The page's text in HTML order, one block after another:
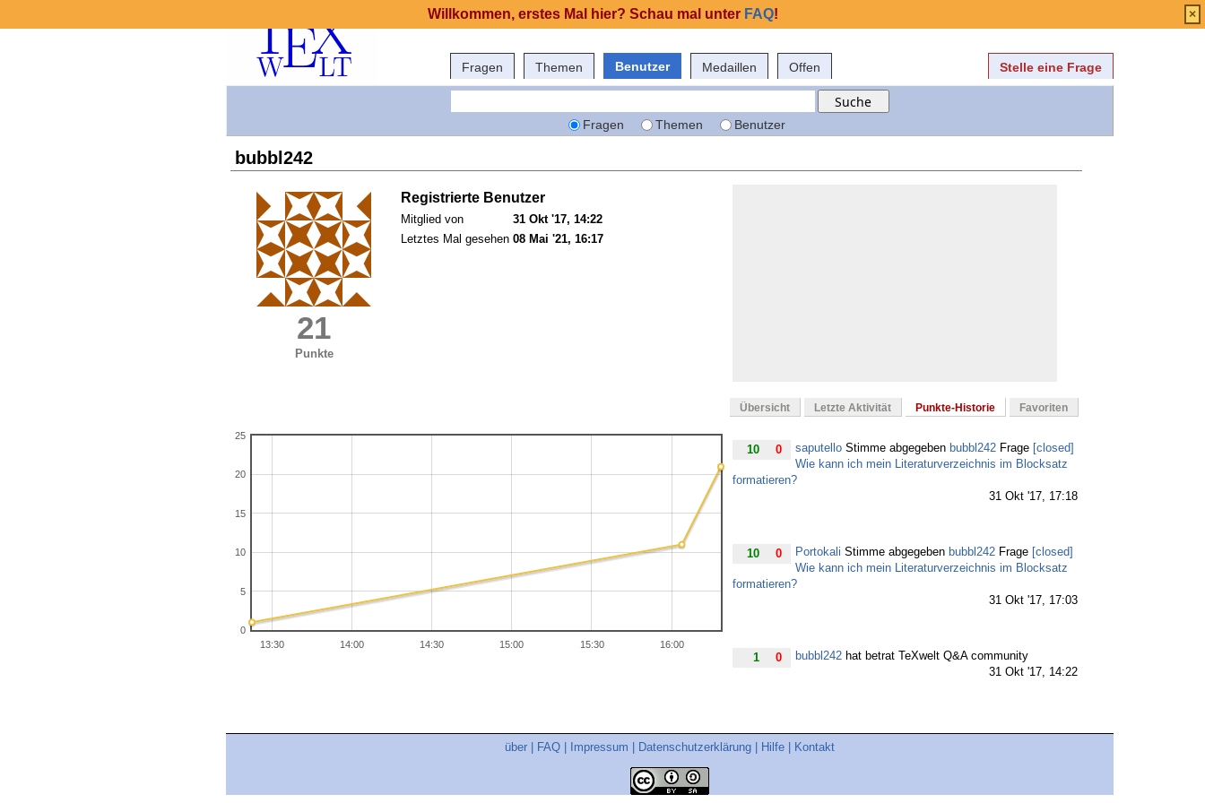
Fragen Themen Benutzer Medaillen Offen Stelle eine Frage
Fragen Themen Benutzer
bubbl242
21
Punkte
Registrierte Benutzer
Mitglied von
31 Okt '17, 14:22
Letztes Mal gesehen 08 Mai '21, 16:17
Übersicht Letzte Aktivität Punkte-Historie Favoriten
13:30 14:00 14:30 15:00 15:30 16:00
0
5
10
15
20
25
10 0 saputello Stimme abgegeben bubbl242 Frage [closed]
Wie kann ich mein Literaturverzeichnis im Blocksatz
formatieren?
31 Okt '17, 17:18
10 0 Portokali Stimme abgegeben bubbl242 Frage [closed]
Wie kann ich mein Literaturverzeichnis im Blocksatz
formatieren?
31 Okt '17, 17:03
1 0 bubbl242 hat betrat TeXwelt Q&A community
31 Okt '17, 14:22
über FAQ Impressum Datenschutzerklärung Hilfe Kontakt
Willkommen, erstes Mal hier? Schau mal unter FAQ! ×